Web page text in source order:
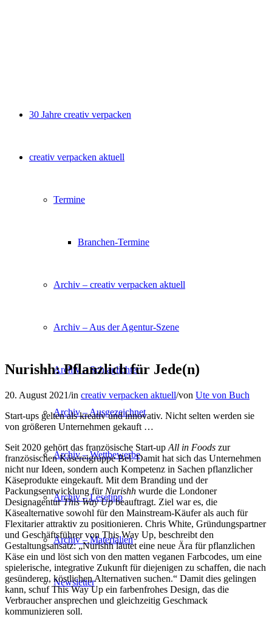
30 Jahre creativ verpacken
creativ verpacken aktuell
Termine
Branchen-Termine
Archiv – creativ verpacken aktuell
Archiv – Aus der Agentur-Szene
Archiv – Schlaglichter
Archiv – Ausgezeichnet
Archiv – Wettbewerbe
Archiv – Lesetipp
Archiv – Materialien
Newsletter
Nurishh: Pflanzlich für Jede(n)
20. August 2021/in creativ verpacken aktuell/von Ute von Buch
Start-ups gelten als kreativ und innovativ. Nicht selten werden sie
von größeren Unternehmen gekauft …
Seit 2020 gehört das französische Start-up All in Foods zur
französischen Käsereigruppe Bel. Damit hat sich das Unternehmen
nicht nur Ideen, sondern auch Kompetenz in Sachen pflanzlicher
Käseprodukte eingekauft. Mit dem Branding und der
Packungsentwicklung für Nurishh wurde die Londoner
DesignagenturThis Way Upbeauftragt. Ziel war es, die
Käsealternative sowohl für den Mainstream-Käufer als auch für
Flexitarier attraktiv zu positionieren. Chris White, Gründungspartner
und Geschäftsführer von This Way Up, beschreibt den
Gestaltungsansatz: „Nurishh läutet eine neue Ära für pflanzlichen
Käse ein und löst sich von den matten veganen Farbcodes, um eine
spielerische, integrative Zukunft für diejenigen zu schaffen, die nach
gesünderen, köstlichen Alternativen suchen.“ Damit dies gelingen
kann, schuf This Way Up ein farbenfrohes Design, das die
Verbraucher ansprechen und gleichzeitig Geschmack
kommunizieren soll.